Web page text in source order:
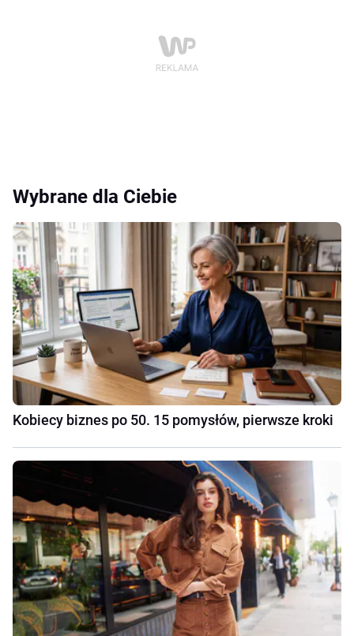
Wybrane dla Ciebie
Kobiecy biznes po 50. 15 pomysłów, pierwsze kroki